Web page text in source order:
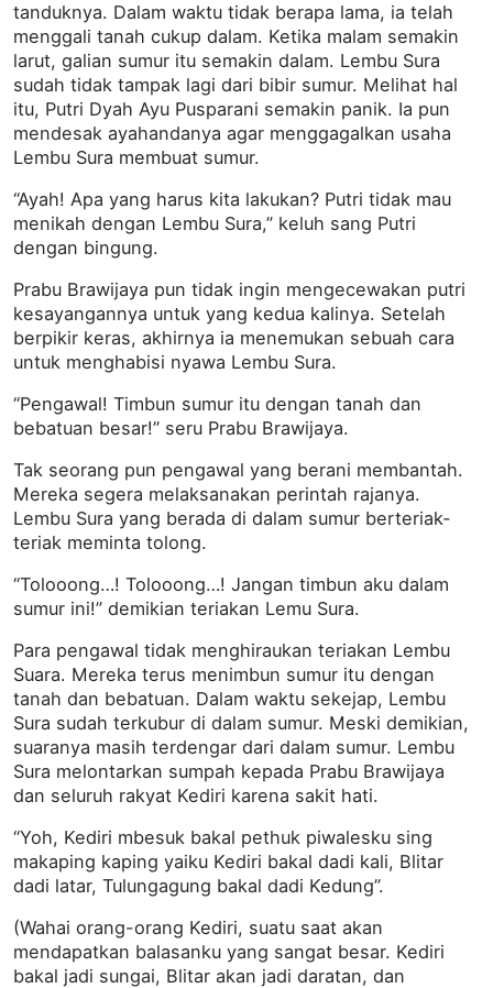
tanduknya. Dalam waktu tidak berapa lama, ia telah
menggali tanah cukup dalam. Ketika malam semakin
larut, galian sumur itu semakin dalam. Lembu Sura
sudah tidak tampak lagi dari bibir sumur. Melihat hal
itu, Putri Dyah Ayu Pusparani semakin panik. Ia pun
mendesak ayahandanya agar menggagalkan usaha
Lembu Sura membuat sumur.
“Ayah! Apa yang harus kita lakukan? Putri tidak mau
menikah dengan Lembu Sura,” keluh sang Putri
dengan bingung.
Prabu Brawijaya pun tidak ingin mengecewakan putri
kesayangannya untuk yang kedua kalinya. Setelah
berpikir keras, akhirnya ia menemukan sebuah cara
untuk menghabisi nyawa Lembu Sura.
“Pengawal! Timbun sumur itu dengan tanah dan
bebatuan besar!” seru Prabu Brawijaya.
Tak seorang pun pengawal yang berani membantah.
Mereka segera melaksanakan perintah rajanya.
Lembu Sura yang berada di dalam sumur berteriak-
teriak meminta tolong.
“Tolooong…! Tolooong…! Jangan timbun aku dalam
sumur ini!” demikian teriakan Lemu Sura.
Para pengawal tidak menghiraukan teriakan Lembu
Suara. Mereka terus menimbun sumur itu dengan
tanah dan bebatuan. Dalam waktu sekejap, Lembu
Sura sudah terkubur di dalam sumur. Meski demikian,
suaranya masih terdengar dari dalam sumur. Lembu
Sura melontarkan sumpah kepada Prabu Brawijaya
dan seluruh rakyat Kediri karena sakit hati.
“Yoh, Kediri mbesuk bakal pethuk piwalesku sing
makaping kaping yaiku Kediri bakal dadi kali, Blitar
dadi latar, Tulungagung bakal dadi Kedung”.
(Wahai orang-orang Kediri, suatu saat akan
mendapatkan balasanku yang sangat besar. Kediri
bakal jadi sungai, Blitar akan jadi daratan, dan